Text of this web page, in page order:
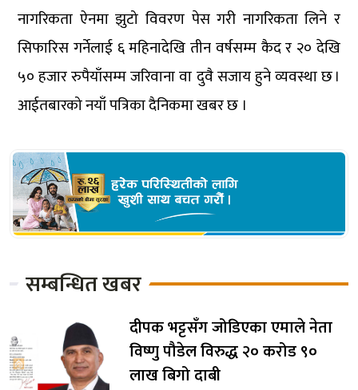
नागरिकता ऐनमा झुटो विवरण पेस गरी नागरिकता लिने र
सिफारिस गर्नेलाई ६ महिनादेखि तीन वर्षसम्म कैद र २० देखि
५० हजार रुपैयाँसम्म जरिवाना वा दुवै सजाय हुने व्यवस्था छ ।
आईतबारको नयाँ पत्रिका दैनिकमा खबर छ ।
सम्बन्धित खबर
दीपक भट्टसँग जोडिएका एमाले नेता
विष्णु पौडेल विरुद्ध २० करोड ९०
लाख बिगो दाबी